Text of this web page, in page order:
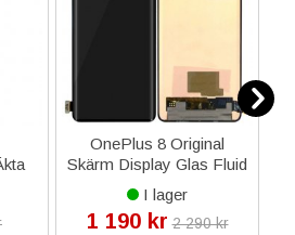
OnePlus 8 Original
Skärm Display Glas Fluid
AMOLED - Svart
I lager
1 190 kr 2 290 kr